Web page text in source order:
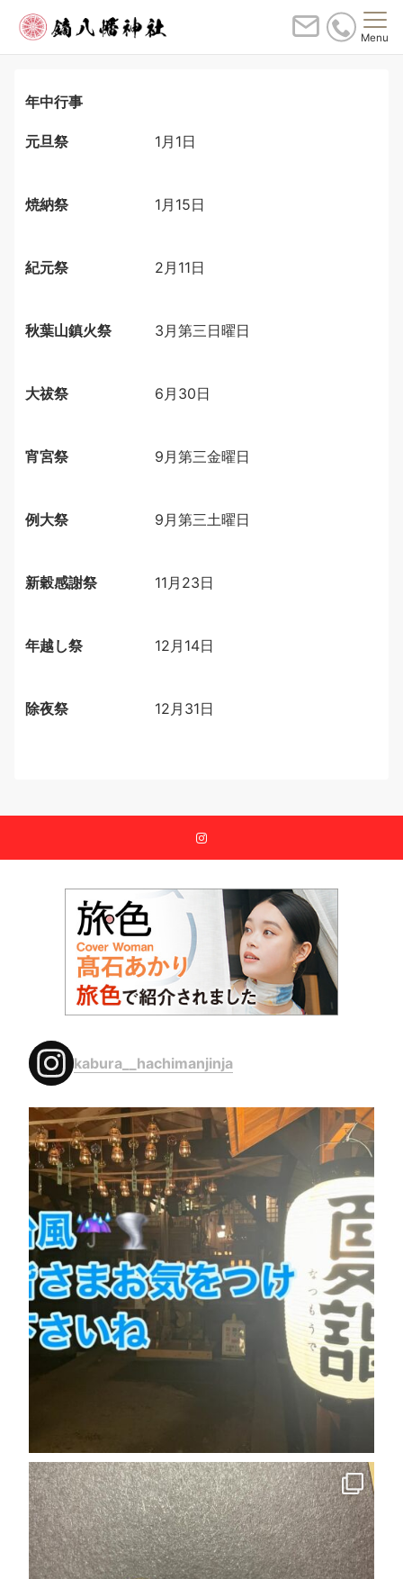
Menu
年中行事
元旦祭 1月1日
焼納祭 1月15日
紀元祭 2月11日
秋葉山鎮火祭 3月第三日曜日
大祓祭 6月30日
宵宮祭 9月第三金曜日
例大祭 9月第三土曜日
新穀感謝祭 11月23日
年越し祭 12月14日
除夜祭 12月31日
kabura__hachimanjinja